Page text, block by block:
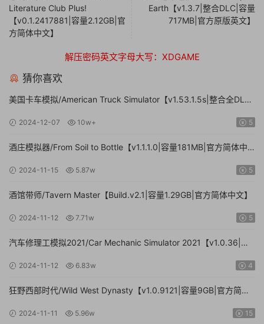
Literature Club Plus!
【v0.1.2417881|容量2.12GB|官
方简体中文】
Earth【v1.3.7|整合DLC|容量
717MB|官方原版英文】
解压密码英文字母大写：XDGAME
猜你喜欢
美国卡车模拟/American Truck Simulator【v1.53.1.5s|整合全DLC|
2024-12-07 10w+ 5
酒庄模拟器/From Soil to Bottle【v1.1.1.0|容量181MB|官方简体中
2024-11-15 5.87w 5
酒馆带师/Tavern Master【Build.v2.1|容量1.29GB|官方简体中文】
2024-11-12 7.71w 5
汽车修理工模拟2021/Car Mechanic Simulator 2021【v1.0.36|集
2024-11-12 6.83w 4
狂野西部时代/Wild West Dynasty【v1.0.9121|容量9GB|官方简体
2024-11-11 5.96w 15